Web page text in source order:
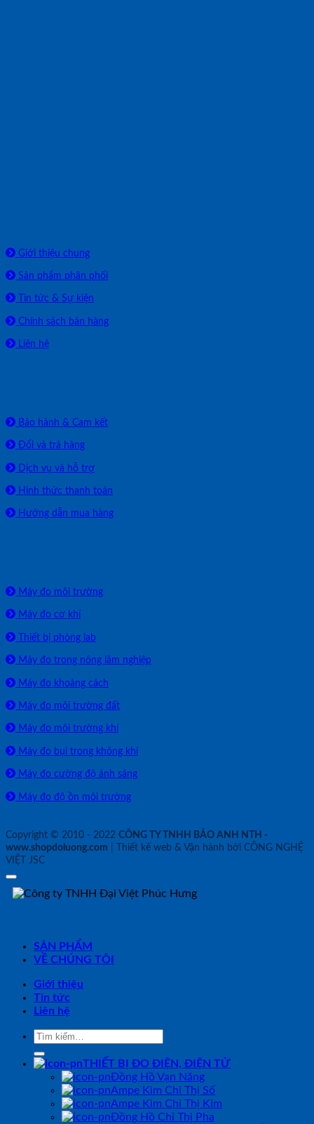
Giới thiệu chung
Sản phẩm phân phối
Tin tức & Sự kiện
Chính sách bán hàng
Liên hệ
Bảo hành & Cam kết
Đổi và trả hàng
Dịch vụ và hỗ trợ
Hình thức thanh toán
Hướng dẫn mua hàng
Máy đo môi trường
Máy đo cơ khí
Thiết bị phòng lab
Máy đo trong nông lâm nghiệp
Máy đo khoảng cách
Máy đo môi trường đất
Máy đo môi trường khí
Máy đo bụi trong không khí
Máy đo cường độ ánh sáng
Máy đo độ ồn môi trường
Copyright © 2010 - 2022 CÔNG TY TNHH BẢO ANH NTH -
www.shopdoluong.com | Thiết kế web & Vận hành bởi CÔNG NGHỆ
VIỆT JSC
SẢN PHẨM
VỀ CHÚNG TÔI
Giới thiệu
Tin tức
Liên hệ
Tìm
kiếm:
THIẾT BỊ ĐO ĐIỆN, ĐIỆN TỬ
Đồng Hồ Vạn Năng
Ampe Kìm Chỉ Thị Số
Ampe Kìm Chỉ Thị Kim
Đồng Hồ Chỉ Thị Pha